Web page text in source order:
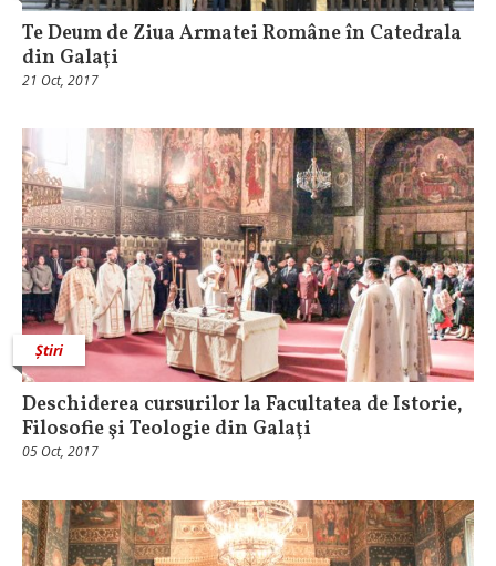
Te Deum de Ziua Armatei Române în Catedrala
din Galaţi
21 Oct, 2017
Știri
Deschiderea cursurilor la Facultatea de Istorie,
Filosofie şi Teologie din Galaţi
05 Oct, 2017